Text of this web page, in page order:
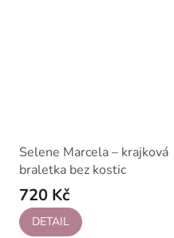
Selene Marcela – krajková
braletka bez kostic
720 Kč
DETAIL